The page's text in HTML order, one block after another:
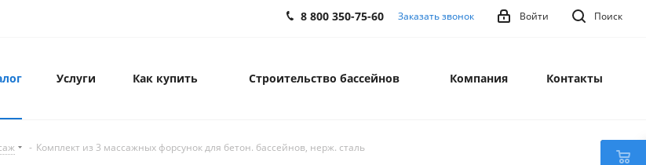
Поиск
Войти
8 800 350-75-60 Заказать звонок
Услуги Как купить Строительство бассейнов Компания Контакты
- Комплект из 3 массажных форсунок для бетон. бассейнов, нерж. сталь